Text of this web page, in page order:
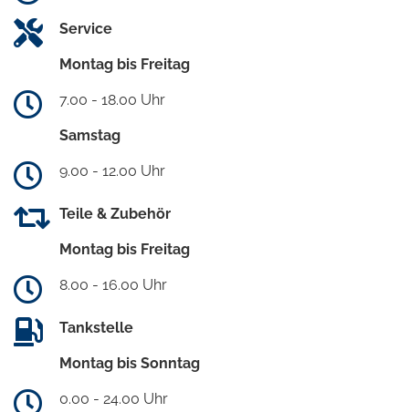
Service
Montag bis Freitag
7.00 - 18.00 Uhr
Samstag
9.00 - 12.00 Uhr
Teile & Zubehör
Montag bis Freitag
8.00 - 16.00 Uhr
Tankstelle
Montag bis Sonntag
0.00 - 24.00 Uhr